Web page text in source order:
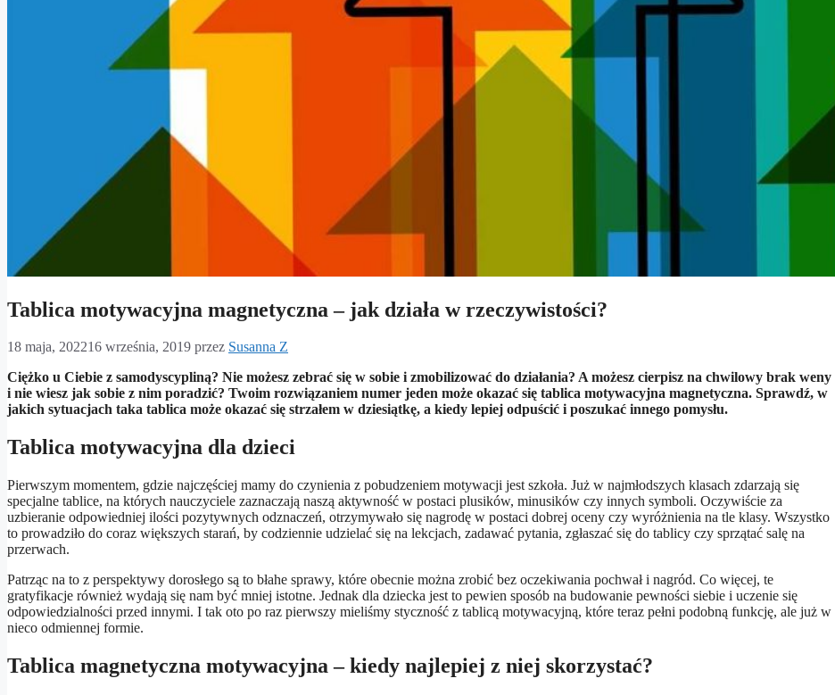
Tablica motywacyjna magnetyczna – jak działa w rzeczywistości?
18 maja, 202216 września, 2019 przez Susanna Z
Ciężko u Ciebie z samodyscypliną? Nie możesz zebrać się w sobie i zmobilizować do działania? A możesz cierpisz na chwilowy brak weny
i nie wiesz jak sobie z nim poradzić? Twoim rozwiązaniem numer jeden może okazać się tablica motywacyjna magnetyczna. Sprawdź, w
jakich sytuacjach taka tablica może okazać się strzałem w dziesiątkę, a kiedy lepiej odpuścić i poszukać innego pomysłu.
Tablica motywacyjna dla dzieci
Pierwszym momentem, gdzie najczęściej mamy do czynienia z pobudzeniem motywacji jest szkoła. Już w najmłodszych klasach zdarzają się
specjalne tablice, na których nauczyciele zaznaczają naszą aktywność w postaci plusików, minusików czy innych symboli. Oczywiście za
uzbieranie odpowiedniej ilości pozytywnych odznaczeń, otrzymywało się nagrodę w postaci dobrej oceny czy wyróżnienia na tle klasy. Wszystko
to prowadziło do coraz większych starań, by codziennie udzielać się na lekcjach, zadawać pytania, zgłaszać się do tablicy czy sprzątać salę na
przerwach.
Patrząc na to z perspektywy dorosłego są to błahe sprawy, które obecnie można zrobić bez oczekiwania pochwał i nagród. Co więcej, te
gratyfikacje również wydają się nam być mniej istotne. Jednak dla dziecka jest to pewien sposób na budowanie pewności siebie i uczenie się
odpowiedzialności przed innymi. I tak oto po raz pierwszy mieliśmy styczność z tablicą motywacyjną, które teraz pełni podobną funkcję, ale już w
nieco odmiennej formie.
Tablica magnetyczna motywacyjna – kiedy najlepiej z niej skorzystać?